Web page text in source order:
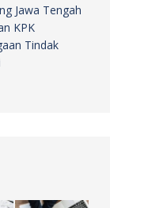
Jawa Tengah
KPK
Tindak